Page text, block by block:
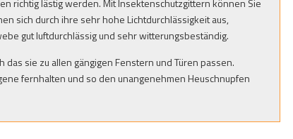
richtig lästig werden. Mit Insektenschutzgittern können Sie
sich durch ihre sehr hohe Lichtdurchlässigkeit aus,
gut luftdurchlässig und sehr witterungsbeständig.
sie zu allen gängigen Fenstern und Türen passen.
fernhalten und so den unangenehmen Heuschnupfen